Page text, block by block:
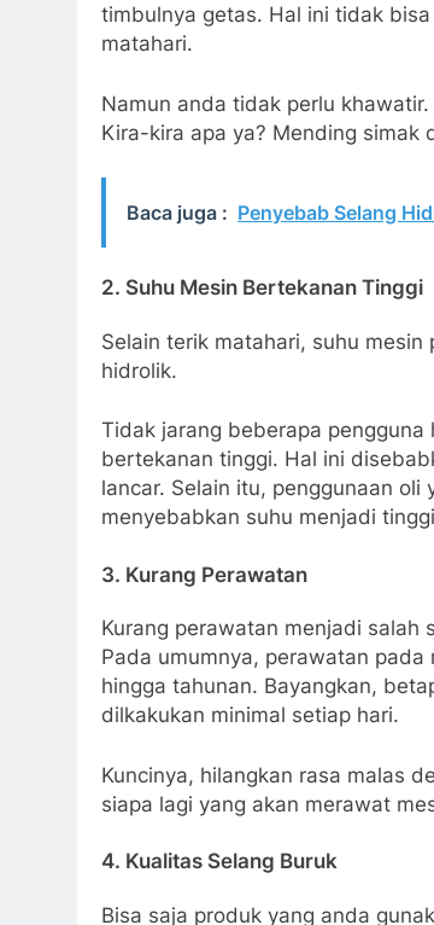
timbulnya getas. Hal ini tidak
matahari.
Namun anda tidak perlu
Kira-kira apa ya? Mending simak
Baca juga : Penyebab Selang
2. Suhu Mesin Bertekanan Tinggi
Selain terik matahari, suhu
hidrolik.
Tidak jarang beberapa
bertekanan tinggi. Hal ini
lancar. Selain itu, penggunaan
menyebabkan suhu menjadi
3. Kurang Perawatan
Kurang perawatan menjadi salah
Pada umumnya, perawatan
hingga tahunan. Bayangkan,
dilkakukan minimal setiap hari.
Kuncinya, hilangkan rasa malas
siapa lagi yang akan merawat
4. Kualitas Selang Buruk
Bisa saja produk yang anda